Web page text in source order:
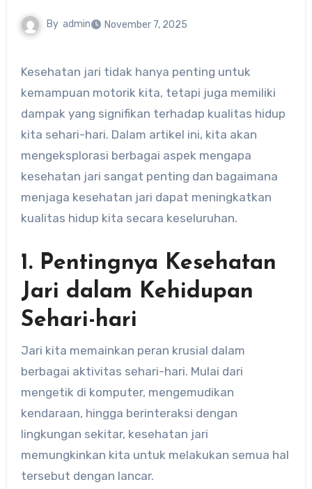
By admin November 7, 2025
Kesehatan jari tidak hanya penting untuk
kemampuan motorik kita, tetapi juga memiliki
dampak yang signifikan terhadap kualitas hidup
kita sehari-hari. Dalam artikel ini, kita akan
mengeksplorasi berbagai aspek mengapa
kesehatan jari sangat penting dan bagaimana
menjaga kesehatan jari dapat meningkatkan
kualitas hidup kita secara keseluruhan.
1. Pentingnya Kesehatan
Jari dalam Kehidupan
Sehari-hari
Jari kita memainkan peran krusial dalam
berbagai aktivitas sehari-hari. Mulai dari
mengetik di komputer, mengemudikan
kendaraan, hingga berinteraksi dengan
lingkungan sekitar, kesehatan jari
memungkinkan kita untuk melakukan semua hal
tersebut dengan lancar.